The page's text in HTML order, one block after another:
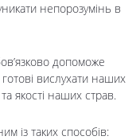
непорозумінь в
допоможе
вислухати наших
якості наших страв.
із таких способів: